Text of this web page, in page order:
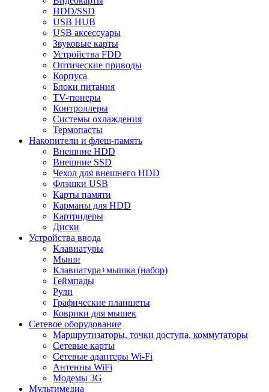
HDD/SSD
USB HUB
USB аксессуары
Звуковые карты
Устройства FDD
Оптические приводы
Корпуса
Блоки питания
TV-тюнеры
Контроллеры
Системы охлаждения
Термопасты
Накопители и флеш-память
Внешние HDD
Внешние SSD
Чехол для внешнего HDD
Флэшки USB
Карты памяти
Карманы для HDD
Картридеры
Диски
Устройства ввода
Клавиатуры
Мыши
Клавиатура+мышка (набор)
Геймпады
Рули
Графические планшеты
Коврики для мышек
Сетевое оборудование
Маршрутизаторы, точки доступа, коммутаторы
Сетевые карты
Сетевые адаптеры Wi-Fi
Антенны WiFi
Модемы 3G
Мультимедиа